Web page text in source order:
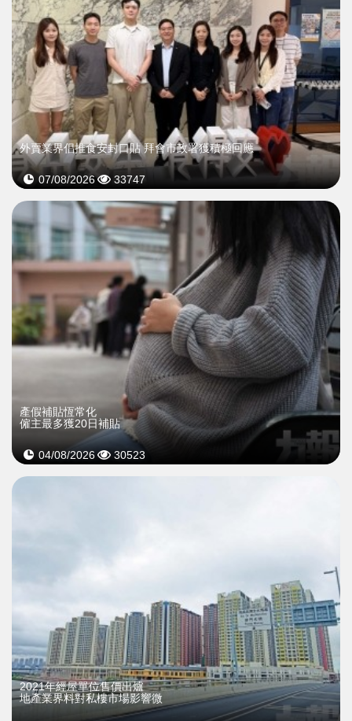
外賣業界倡推食安封口貼 拜會市政署獲積極回應
07/08/2026 33747
產假補貼恆常化
僱主最多獲20日補貼
04/08/2026 30523
2021年經屋單位售價出爐
地產業界料對私樓市場影響微